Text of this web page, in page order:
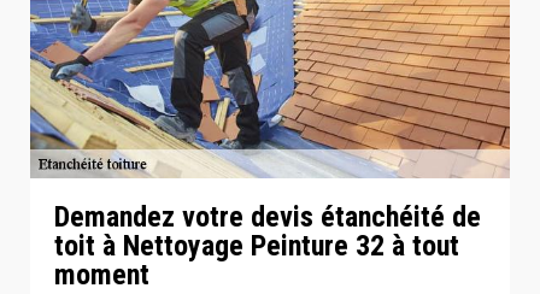
Demandez votre devis étanchéité de
toit à Nettoyage Peinture 32 à tout
moment